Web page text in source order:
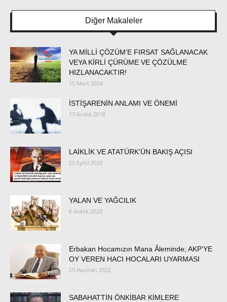
Diğer Makaleler
YA MİLLİ ÇÖZÜM’E FIRSAT SAĞLANACAK
VEYA KİRLİ ÇÜRÜME VE ÇÖZÜLME
HIZLANACAKTIR!
15 Mart 2024
İSTİŞARENİN ANLAMI VE ÖNEMİ
17 Aralık 2018
LAİKLİK VE ATATÜRK’ÜN BAKIŞ AÇISI
25 Eylül 2020
YALAN VE YAĞCILIK
8 Aralık 2023
Erbakan Hocamızın Mana Âleminde; AKP’YE
OY VEREN HACI HOCALARI UYARMASI
25 Haziran 2022
SABAHATTİN ÖNKİBAR KİMLERE